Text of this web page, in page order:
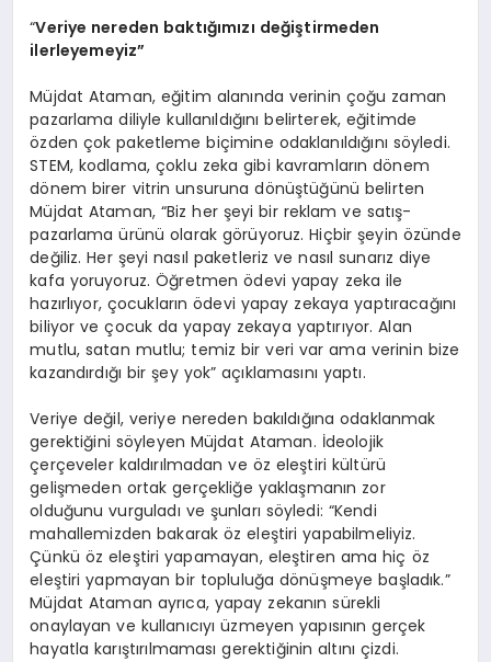
“Veriye nereden baktığımızı değiştirmeden
ilerleyemeyiz”
Müjdat Ataman, eğitim alanında verinin çoğu zaman
pazarlama diliyle kullanıldığını belirterek, eğitimde
özden çok paketleme biçimine odaklanıldığını söyledi.
STEM, kodlama, çoklu zeka gibi kavramların dönem
dönem birer vitrin unsuruna dönüştüğünü belirten
Müjdat Ataman, “Biz her şeyi bir reklam ve satış-
pazarlama ürünü olarak görüyoruz. Hiçbir şeyin özünde
değiliz. Her şeyi nasıl paketleriz ve nasıl sunarız diye
kafa yoruyoruz. Öğretmen ödevi yapay zeka ile
hazırlıyor, çocukların ödevi yapay zekaya yaptıracağını
biliyor ve çocuk da yapay zekaya yaptırıyor. Alan
mutlu, satan mutlu; temiz bir veri var ama verinin bize
kazandırdığı bir şey yok” açıklamasını yaptı.
Veriye değil, veriye nereden bakıldığına odaklanmak
gerektiğini söyleyen Müjdat Ataman. İdeolojik
çerçeveler kaldırılmadan ve öz eleştiri kültürü
gelişmeden ortak gerçekliğe yaklaşmanın zor
olduğunu vurguladı ve şunları söyledi: “Kendi
mahallemizden bakarak öz eleştiri yapabilmeliyiz.
Çünkü öz eleştiri yapamayan, eleştiren ama hiç öz
eleştiri yapmayan bir topluluğa dönüşmeye başladık.”
Müjdat Ataman ayrıca, yapay zekanın sürekli
onaylayan ve kullanıcıyı üzmeyen yapısının gerçek
hayatla karıştırılmaması gerektiğinin altını çizdi.